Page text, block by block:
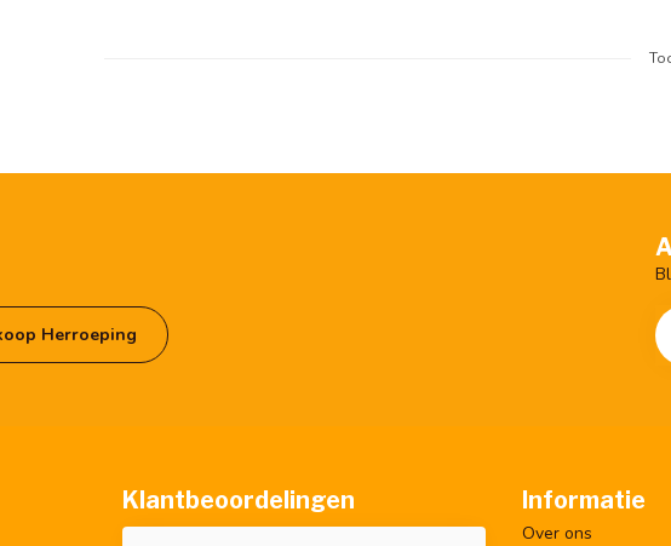
Herroeping
Klantbeoordelingen Informatie
Over ons